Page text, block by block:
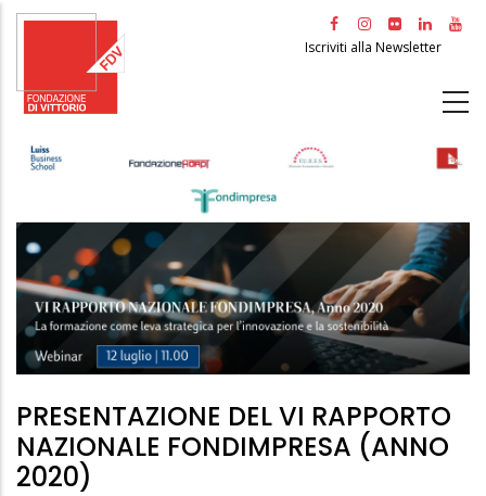
Salta
principale
Iscriviti alla Newsletter
PRESENTAZIONE DEL VI RAPPORTO
NAZIONALE FONDIMPRESA (ANNO
2020)